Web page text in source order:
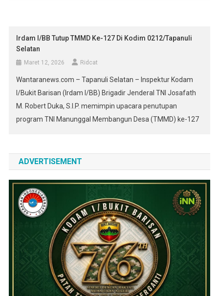
menghubungkan Desa Sipan dan Kelurahan Sihaporas,
Kabupaten Tapanuli Tengah. […]
Irdam I/BB Tutup TMMD Ke-127 Di Kodim 0212/Tapanuli
Selatan
Maret 12, 2026 Ridcat
Wantaranews.com – Tapanuli Selatan – Inspektur Kodam
I/Bukit Barisan (Irdam I/BB) Brigadir Jenderal TNI Josafath
M. Robert Duka, S.I.P. memimpin upacara penutupan
program TNI Manunggal Membangun Desa (TMMD) ke-127
Sepak Bola Desa Sangkunur, Kecamatan Angkola
Sangkunur, Kabupaten Tapanuli Selatan, Rabu (11/3/2026).
Upacara […]
ADVERTISEMENT